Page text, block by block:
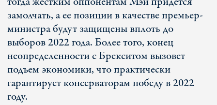
замолчать, а ее позиции в качестве премьер-
министра будут защищены вплоть до
выборов 2022 года. Более того, конец
неопределенности с Брекситом вызовет
подъем экономики, что практически
гарантирует консерваторам победу в 2022
году.